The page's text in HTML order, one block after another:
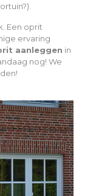
Een oprit
ervaring
aanleggen in
nog! We